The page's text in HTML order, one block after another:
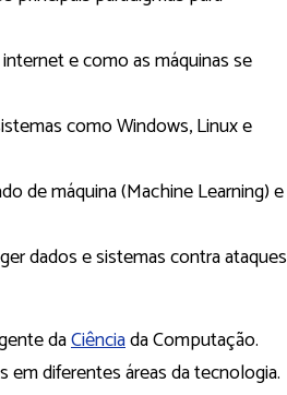
e como as máquinas se
como Windows, Linux e
de máquina (Machine Learning) e
dados e sistemas contra ataques
daCiênciada Computação.
em diferentes áreas da tecnologia.